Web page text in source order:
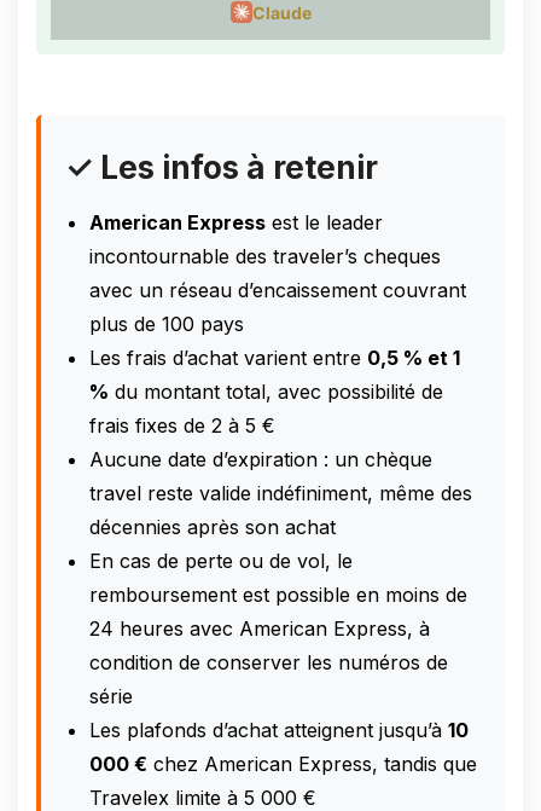
Claude
✓ Les infos à retenir
American Express est le leader
incontournable des traveler’s cheques
avec un réseau d’encaissement couvrant
plus de 100 pays
Les frais d’achat varient entre 0,5 % et 1
% du montant total, avec possibilité de
frais fixes de 2 à 5 €
Aucune date d’expiration : un chèque
travel reste valide indéfiniment, même des
décennies après son achat
En cas de perte ou de vol, le
remboursement est possible en moins de
24 heures avec American Express, à
condition de conserver les numéros de
série
Les plafonds d’achat atteignent jusqu’à 10
000 € chez American Express, tandis que
Travelex limite à 5 000 €